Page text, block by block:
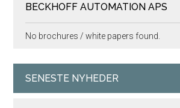
BECKHOFF AUTOMATION APS
No brochures / white papers found.
SENESTE NYHEDER